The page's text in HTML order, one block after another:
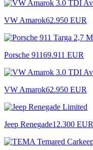
VW Amarok62.950 EUR
Porsche 91169.911 EUR
VW Amarok62.950 EUR
Jeep Renegade12.300 EUR